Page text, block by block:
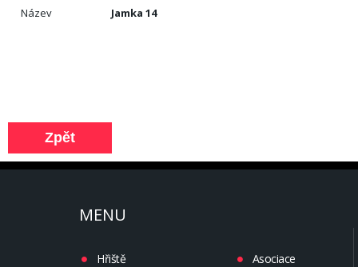
Název
Jamka 14
MENU
Hřiště
Asociace